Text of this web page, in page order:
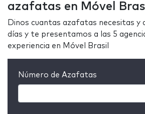
azafatas en Móvel
Dinos cuantas azafatas necesitas y
días y te presentamos a las 5
experiencia en Móvel Brasil
Número de Azafatas